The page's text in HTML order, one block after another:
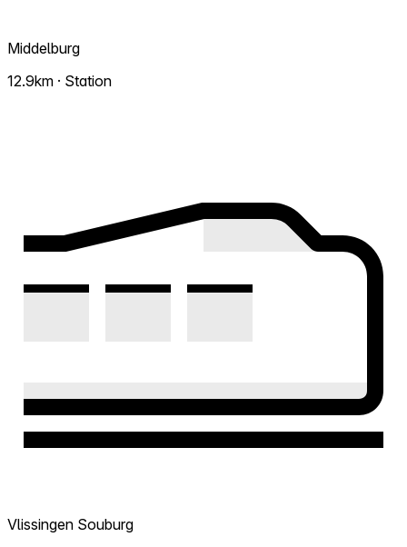
Middelburg
12.9km · Station
Vlissingen Souburg